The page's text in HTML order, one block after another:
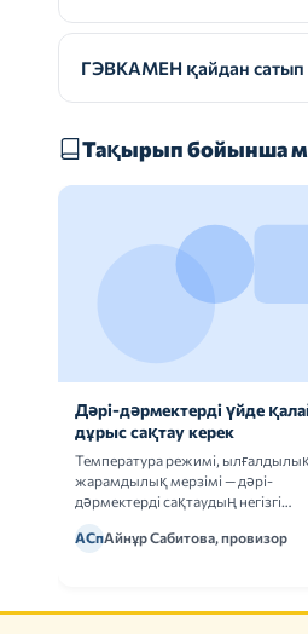
ГЭВКАМЕН қайдан сатып
Тақырып бойынша
Дәрі-дәрмектерді үйде
дұрыс сақтау керек
Температура режимі, ылғалдылық,
жарамдылық мерзімі — дәрі-
дәрмектерді сақтаудың негізгі
АСпАйнұр Сабитова, провизор